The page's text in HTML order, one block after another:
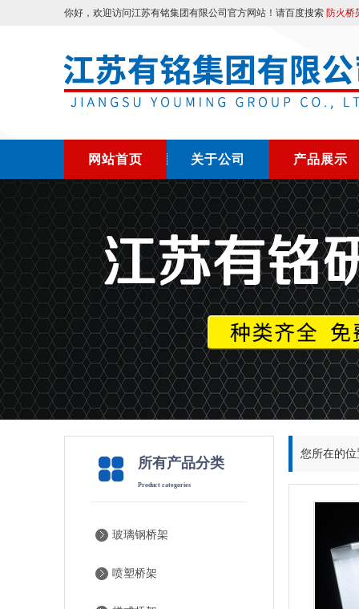
你好，欢迎访问江苏有铭集团有限公司官方网站！请百度搜索 防火桥
网站首页 关于公司 产品展示
所有产品分类
Product categories
玻璃钢桥架
喷塑桥架
您所在的位